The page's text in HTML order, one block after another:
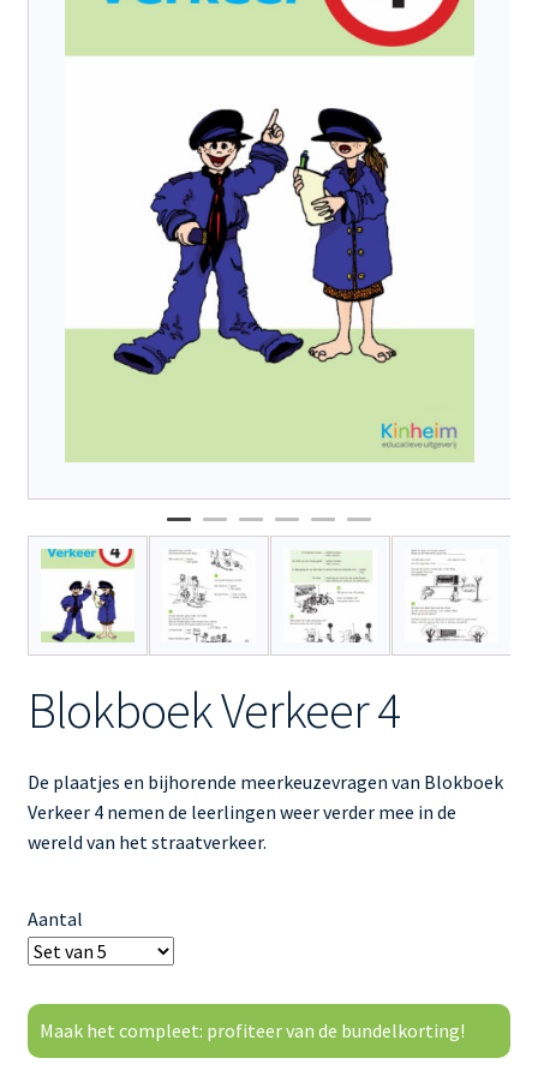
Blokboek Verkeer 4
De plaatjes en bijhorende meerkeuzevragen van Blokboek
Verkeer 4 nemen de leerlingen weer verder mee in de
wereld van het straatverkeer.
Aantal
Maak het compleet: profiteer van de bundelkorting!